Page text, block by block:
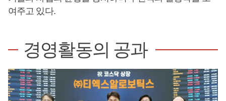
여주고 있다.
경영활동의 공과